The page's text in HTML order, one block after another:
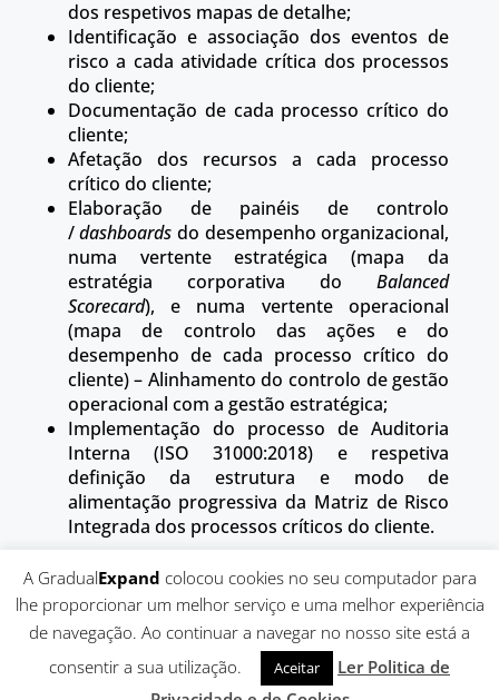
dos respetivos mapas de detalhe;
Identificação e associação dos eventos de
risco a cada atividade crítica dos processos
do cliente;
Documentação de cada processo crítico do
cliente;
Afetação dos recursos a cada processo
crítico do cliente;
Elaboração de painéis de controlo
/dashboards do desempenho organizacional,
numa vertente estratégica (mapa da
estratégia corporativa doBalanced
Scorecard), e numa vertente operacional
(mapa de controlo das ações e do
desempenho de cada processo crítico do
cliente) – Alinhamento do controlo de gestão
operacional com a gestão estratégica;
Implementação do processo de Auditoria
Interna (ISO 31000:2018) e respetiva
definição da estrutura e modo de
alimentação progressiva da Matriz de Risco
Integrada dos processos críticos do cliente.
GradualExpand © 2019 |Politica de Privacidade e de
A GradualExpand colocou cookies no seu computador para
lhe proporcionar um melhor serviço e uma melhor experiência
de navegação. Ao continuar a navegar no nosso site está a
consentir a sua utilização.
Aceitar
Ler Politica de